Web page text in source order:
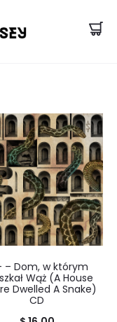
– Dom, w którym
Wąż (A House
Dwelled A Snake)
CD